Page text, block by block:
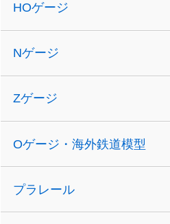
HOゲージ
Nゲージ
Zゲージ
Oゲージ・海外鉄道模型
プラレール